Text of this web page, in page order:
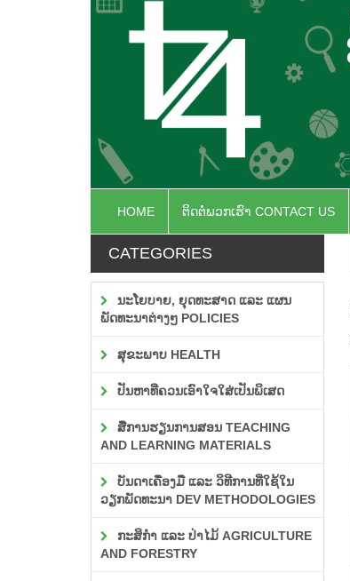
HOME ຕິດຕໍ່ພວກເຮົາ CONTACT US
CATEGORIES
ນະໂຍບາຍ, ຍຸດທະສາດ ແລະ ແຜນ
ພັດທະນາຕ່າງໆ POLICIES
ສຸຂະພາບ HEALTH
ປັນຫາທີ່ຄວນເອົາໃຈໃສ່ເປັນພິເສດ
ສື່ການຮຽນການສອນ TEACHING
AND LEARNING MATERIALS
ບັນດາເຄື່ອງມື ແລະ ວິທີການທີ່ໃຊ້ໃນ
ວຽກພັດທະນາ DEV METHODOLOGIES
ກະສິກຳ ແລະ ປ່າໄມ້ AGRICULTURE
AND FORESTRY